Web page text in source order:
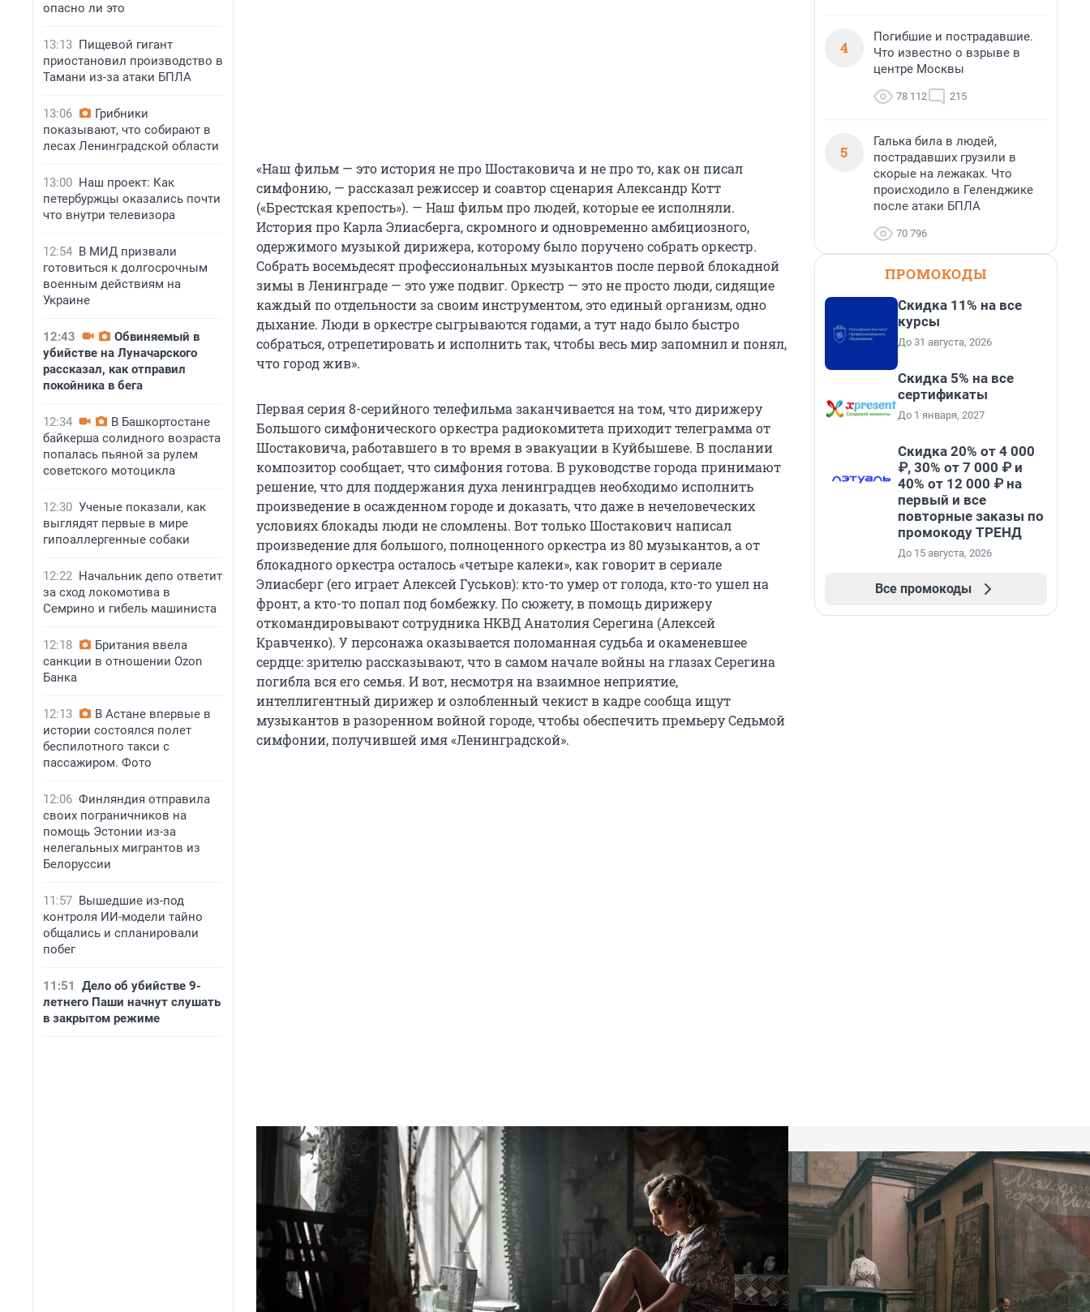
опасно ли это
13:13 Пищевой гигант
приостановил производство в
Тамани из-за атаки БПЛА
13:06
Грибники
показывают, что собирают в
лесах Ленинградской области
13:00 Наш проект: Как
петербуржцы оказались почти
что внутри телевизора
12:54 В МИД призвали
готовиться к долгосрочным
военным действиям на
Украине
12:43
Обвиняемый в
убийстве на Луначарского
рассказал, как отправил
покойника в бега
12:34
В Башкортостане
байкерша солидного возраста
попалась пьяной за рулем
советского мотоцикла
12:30 Ученые показали, как
выглядят первые в мире
гипоаллергенные собаки
12:22 Начальник депо ответит
за сход локомотива в
Семрино и гибель машиниста
12:18
Британия ввела
санкции в отношении Ozon
Банка
12:13
В Астане впервые в
истории состоялся полет
беспилотного такси с
пассажиром. Фото
12:06 Финляндия отправила
своих пограничников на
помощь Эстонии из-за
нелегальных мигрантов из
Белоруссии
11:57 Вышедшие из-под
контроля ИИ-модели тайно
общались и спланировали
побег
11:51
Дело об убийстве 9-
летнего Паши начнут слушать
в закрытом режиме
«Наш фильм — это история не про Шостаковича и не про то, как он писал
симфонию, — рассказал режиссер и соавтор сценария Александр Котт
(«Брестская крепость»). — Наш фильм про людей, которые ее исполняли.
История про Карла Элиасберга, скромного и одновременно амбициозного,
одержимого музыкой дирижера, которому было поручено собрать оркестр.
Собрать восемьдесят профессиональных музыкантов после первой блокадной
зимы в Ленинграде — это уже подвиг. Оркестр — это не просто люди, сидящие
каждый по отдельности за своим инструментом, это единый организм, одно
дыхание. Люди в оркестре сыгрываются годами, а тут надо было быстро
собраться, отрепетировать и исполнить так, чтобы весь мир запомнил и понял,
что город жив».
Первая серия 8-серийного телефильма заканчивается на том, что дирижеру
Большого симфонического оркестра радиокомитета приходит телеграмма от
Шостаковича, работавшего в то время в эвакуации в Куйбышеве. В послании
композитор сообщает, что симфония готова. В руководстве города принимают
решение, что для поддержания духа ленинградцев необходимо исполнить
произведение в осажденном городе и доказать, что даже в нечеловеческих
условиях блокады люди не сломлены. Вот только Шостакович написал
произведение для большого, полноценного оркестра из 80 музыкантов, а от
блокадного оркестра осталось «четыре калеки», как говорит в сериале
Элиасберг (его играет Алексей Гуськов): кто-то умер от голода, кто-то ушел на
фронт, а кто-то попал под бомбежку. По сюжету, в помощь дирижеру
откомандировывают сотрудника НКВД Анатолия Серегина (Алексей
Кравченко). У персонажа оказывается поломанная судьба и окаменевшее
сердце: зрителю рассказывают, что в самом начале войны на глазах Серегина
погибла вся его семья. И вот, несмотря на взаимное неприятие,
интеллигентный дирижер и озлобленный чекист в кадре сообща ищут
музыкантов в разоренном войной городе, чтобы обеспечить премьеру Седьмой
симфонии, получившей имя «Ленинградской».
4
Погибшие и пострадавшие.
Что известно о взрыве в
центре Москвы
78 112 215
5
Галька била в людей,
пострадавших грузили в
скорые на лежаках. Что
происходило в Геленджике
после атаки БПЛА
70 796
ПРОМОКОДЫ
Скидка 11% на все
курсы
До 31 августа, 2026
Скидка 5% на все
сертификаты
До 1 января, 2027
Скидка 20% от 4 000
₽, 30% от 7 000 ₽ и
40% от 12 000 ₽ на
первый и все
повторные заказы по
промокоду ТРЕНД
До 15 августа, 2026
Все промокоды